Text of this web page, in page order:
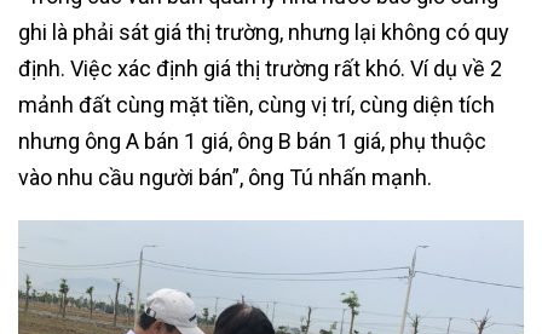
ghi là phải sát giá thị trường, nhưng lại không có quy
định. Việc xác định giá thị trường rất khó. Ví dụ về 2
mảnh đất cùng mặt tiền, cùng vị trí, cùng diện tích
nhưng ông A bán 1 giá, ông B bán 1 giá, phụ thuộc
vào nhu cầu người bán”, ông Tú nhấn mạnh.